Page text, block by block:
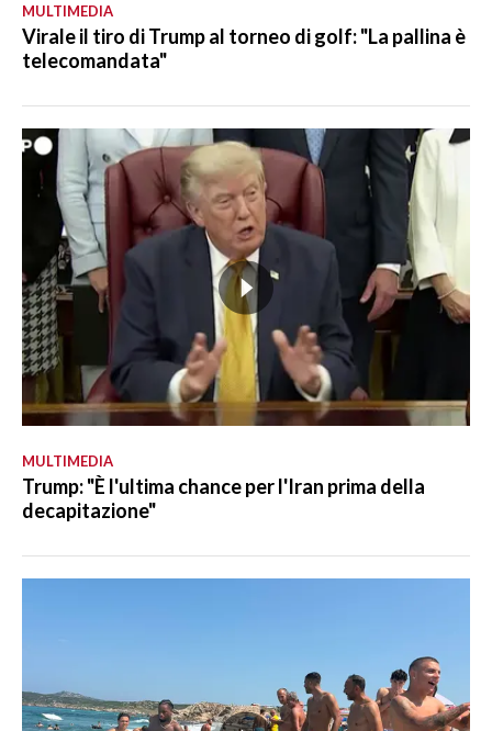
MULTIMEDIA
Virale il tiro di Trump al torneo di golf: "La pallina è
telecomandata"
MULTIMEDIA
Trump: "È l'ultima chance per l'Iran prima della
decapitazione"